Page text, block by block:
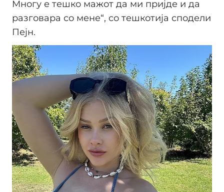
Многу е тешко мажот да ми пријде и да
разговара со мене“, со тешкотија сподели
Пејн.